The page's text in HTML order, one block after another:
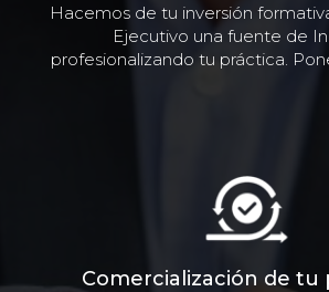
Hacemos de tu inversión
Ejecutivo una fuente de
profesionalizando tu práctica.
Comercialización de tu